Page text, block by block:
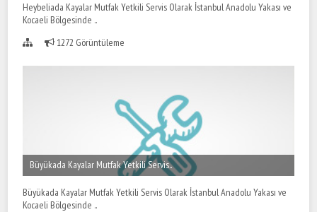
Heybeliada Kayalar Mutfak Yetkili Servis Olarak İstanbul Anadolu Yakası ve
Kocaeli Bölgesinde ..
1272 Görüntüleme
Büyükada Kayalar Mutfak Yetkili Servis..
Büyükada Kayalar Mutfak Yetkili Servis Olarak İstanbul Anadolu Yakası ve
Kocaeli Bölgesinde ..